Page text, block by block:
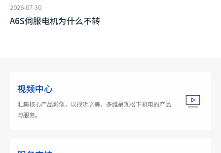
2026-07-30
A6S伺服电机为什么不转
视频中心
汇集核心产品影像，以视听之美，多维呈现松下机电的产品
与服务。